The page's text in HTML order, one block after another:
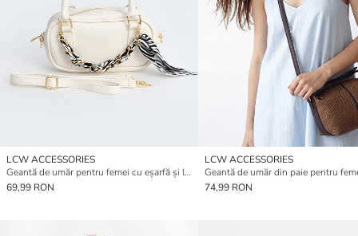
LCW ACCESSORIES
Geantă de umăr pentru femei cu eșarfă și lanț
69,99 RON
LCW ACCESSORIES
Geantă de umăr din paie pentru
74,99 RON